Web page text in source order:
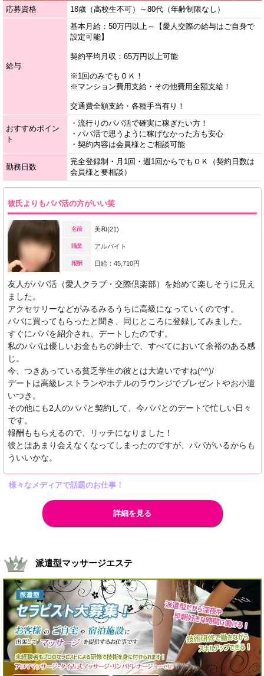
応募資格 18歳（高校生不可）～80代（年齢制限なし）
給与
基本月給：50万円以上～【愛人交際の給与はご自身で
設定可能】
契約平均月収：65万円以上可能
※1回のみでもＯＫ！
※マンション費用支給・その他費用全額支給！
交通費全額支給・各種手当有り！
おすすめポイン
ト
・流行りのパパ活で確実に稼ぎたい方！
・パパ活で思うように稼げなかった方も安心
・契約内容は会員様とご相談可能
勤務日数
完全登録制・月1回・週1回からでもＯＫ（契約日数は
会員様と要相談）
彼氏よりもパパ活の方がいい笑
名前 美和(21)
職業 アルバイト
報酬 日給：45,710円
友人がパパ活（愛人クラブ・交際倶楽部）を始めて楽しそうに見え
ました。
アクセサリーなどがみるみるうちに高級になっていくのです。
パパに買ってもらったと聞き、同じところに登録してみました。
すぐにパパを紹介され、デートしたのです。
私のパパは優しいお金もちの紳士で、すべてにおいて余裕のある感
じ。
今、つきあっている貧乏学生の彼とは大違いですね(^^)/
デートは高級レストランやホテルのラウンジでプレゼントやお小遣
いつき。
その他にも2人のパパと契約して、今パパとのデートで忙しい日々
です。
報酬ももらえるので、リッチになりました！
彼とはあまり会えなくなってしまったのですが、パパがいるからも
ういいかな。
様々なメディアで話題のお仕事！
詳細を見る
派遣型マッサージエステ